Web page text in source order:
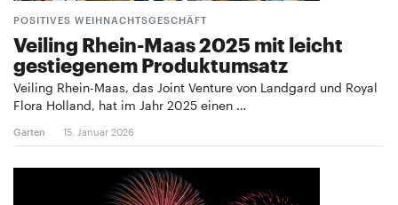
POSITIVES WEIHNACHTSGESCHÄFT
Veiling Rhein-Maas 2025 mit leicht
gestiegenem Produktumsatz
Veiling Rhein-Maas, das Joint Venture von Landgard und Royal
Flora Holland, hat im Jahr 2025 einen …
Garten 15. Januar 2026